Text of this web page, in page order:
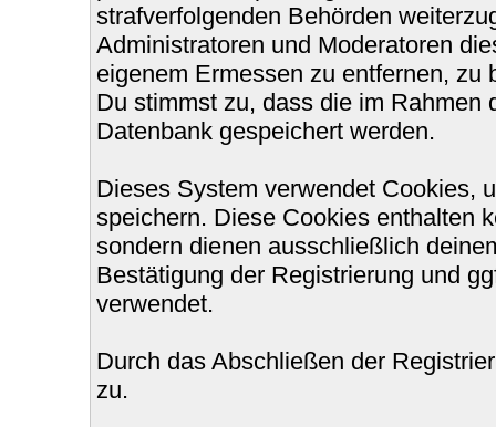
strafverfolgenden Behörden
Administratoren und Moderatoren
eigenem Ermessen zu entfernen, zu
Du stimmst zu, dass die im Rahmen
Datenbank gespeichert werden.
Dieses System verwendet Cookies,
speichern. Diese Cookies enthalten
sondern dienen ausschließlich
Bestätigung der Registrierung und
verwendet.
Durch das Abschließen der
zu.